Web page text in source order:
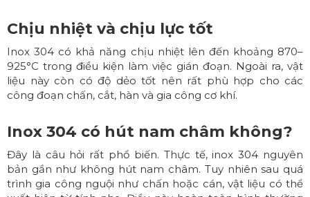
Chịu nhiệt và chịu lực tốt
Inox 304 có khả năng chịu nhiệt lên đến khoảng 870–
925°C trong điều kiện làm việc gián đoạn. Ngoài ra, vật
liệu này còn có độ dẻo tốt nên rất phù hợp cho các
công đoạn chấn, cắt, hàn và gia công cơ khí.
Inox 304 có hút nam châm không?
Đây là câu hỏi rất phổ biến. Thực tế, inox 304 nguyên
bản gần như không hút nam châm. Tuy nhiên sau quá
trình gia công nguội như chấn hoặc cán, vật liệu có thể